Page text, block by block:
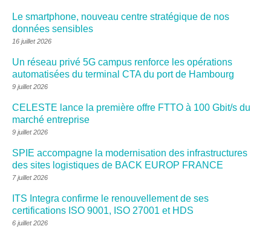
Le smartphone, nouveau centre stratégique de nos
données sensibles
16 juillet 2026
Un réseau privé 5G campus renforce les opérations
automatisées du terminal CTA du port de Hambourg
9 juillet 2026
CELESTE lance la première offre FTTO à 100 Gbit/s du
marché entreprise
9 juillet 2026
SPIE accompagne la modernisation des infrastructures
des sites logistiques de BACK EUROP FRANCE
7 juillet 2026
ITS Integra confirme le renouvellement de ses
certifications ISO 9001, ISO 27001 et HDS
6 juillet 2026